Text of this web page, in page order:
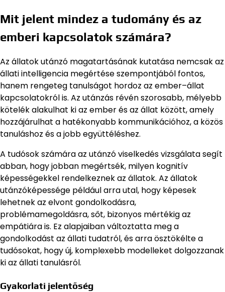
Mit jelent mindez a tudomány és az
emberi kapcsolatok számára?
Az állatok utánzó magatartásának kutatása nemcsak az
állati intelligencia megértése szempontjából fontos,
hanem rengeteg tanulságot hordoz az ember–állat
kapcsolatokról is. Az utánzás révén szorosabb, mélyebb
kötelék alakulhat ki az ember és az állat között, amely
hozzájárulhat a hatékonyabb kommunikációhoz, a közös
tanuláshoz és a jobb együttéléshez.
A tudósok számára az utánzó viselkedés vizsgálata segít
abban, hogy jobban megértsék, milyen kognitív
képességekkel rendelkeznek az állatok. Az állatok
utánzóképessége például arra utal, hogy képesek
lehetnek az elvont gondolkodásra,
problémamegoldásra, sőt, bizonyos mértékig az
empátiára is. Ez alapjaiban változtatta meg a
gondolkodást az állati tudatról, és arra ösztökélte a
tudósokat, hogy új, komplexebb modelleket dolgozzanak
ki az állati tanulásról.
Gyakorlati jelentőség